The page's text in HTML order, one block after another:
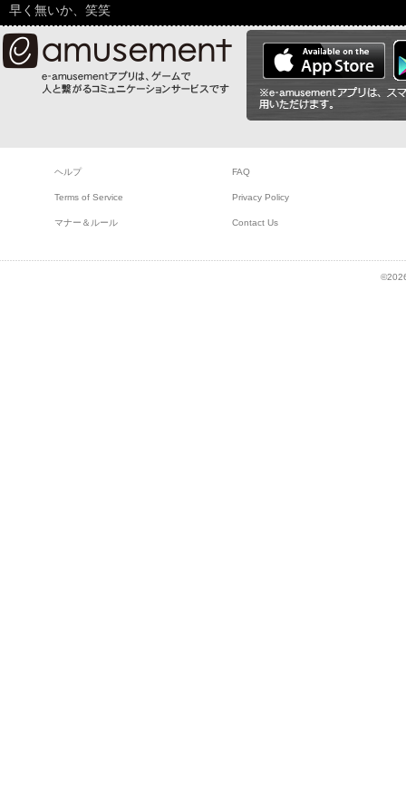
早く無いか、笑笑
ヘルプ FAQ
Terms of Service Privacy Policy
マナー＆ルール Contact Us